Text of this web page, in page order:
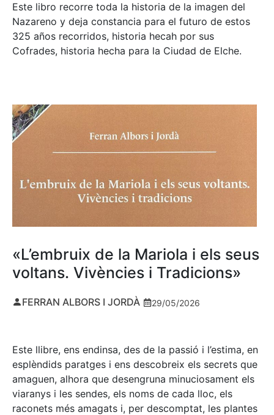
Este libro recorre toda la historia de la imagen del
Nazareno y deja constancia para el futuro de estos
325 años recorridos, historia hecah por sus
Cofrades, historia hecha para la Ciudad de Elche.
«L’embruix de la Mariola i els seus
voltans. Vivències i Tradicions»
FERRAN ALBORS I JORDÀ 29/05/2026
Este llibre, ens endinsa, des de la passió i l’estima, en
esplèndids paratges i ens descobreix els secrets que
amaguen, alhora que desengruna minuciosament els
viaranys i les sendes, els noms de cada lloc, els
raconets més amagats i, per descomptat, les plantes